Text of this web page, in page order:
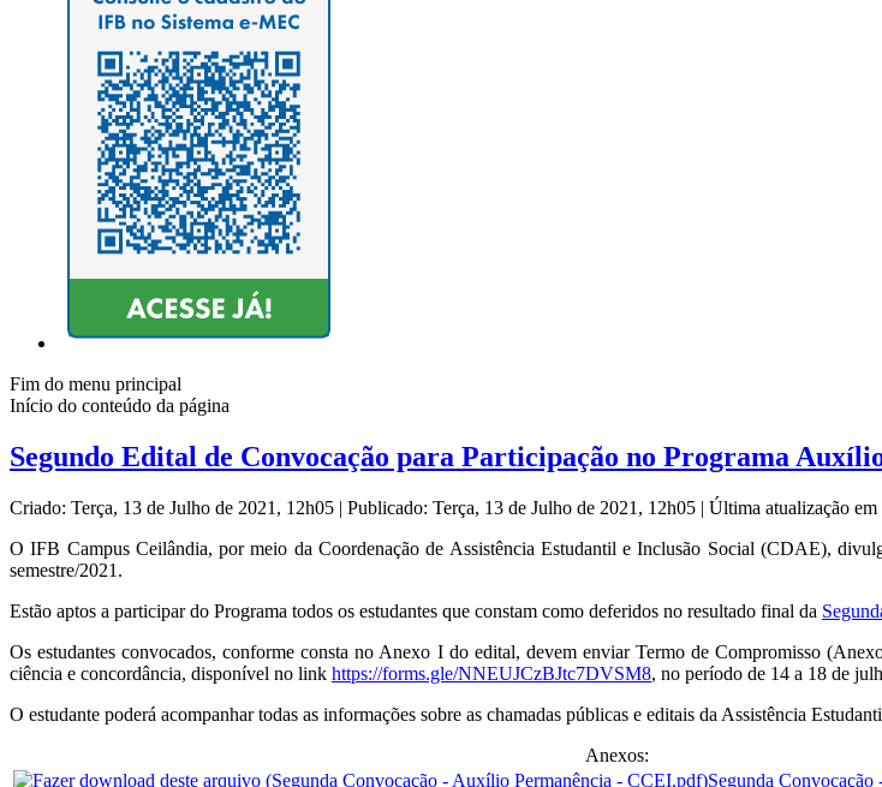
Fim do menu principal
Início do conteúdo da página
Segundo Edital de Convocação para Participação no Programa
Criado: Terça, 13 de Julho de 2021, 12h05 | Publicado: Terça, 13 de Julho de 2021, 12h05 | Última atualização
O IFB Campus Ceilândia, por meio da Coordenação de Assistência Estudantil e Inclusão Social (CDAE),
semestre/2021.
Estão aptos a participar do Programa todos os estudantes que constam como deferidos no resultado final da
Os estudantes convocados, conforme consta no Anexo I do edital, devem enviar Termo de Compromisso
ciência e concordância, disponível no link https://forms.gle/NNEUJCzBJtc7DVSM8, no período de 14 a 18 de
O estudante poderá acompanhar todas as informações sobre as chamadas públicas e editais da Assistência
Anexos:
Segunda